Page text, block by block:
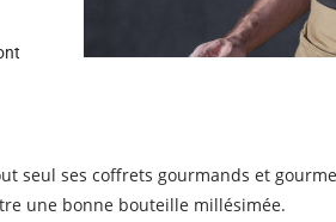
seul ses coffrets gourmands et
une bonne bouteille millésimée.